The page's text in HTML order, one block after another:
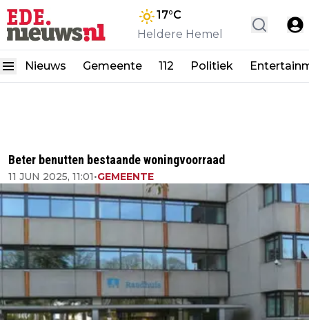
17°C
Heldere Hemel
Nieuws Gemeente 112 Politiek
Beter benutten bestaande woningvoorraad
11 JUN 2025, 11:01•GEMEENTE